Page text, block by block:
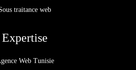
traitance web
Expertise
Web Tunisie